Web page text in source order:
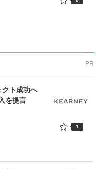
PR
クト成功へ
を提言
1